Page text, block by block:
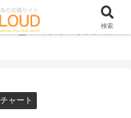
バイナリーオプション
ャート
検索